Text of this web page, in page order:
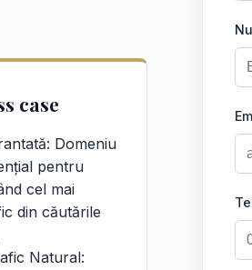
case
Domeniu
pentru
cel mai
din căutările
Natural: